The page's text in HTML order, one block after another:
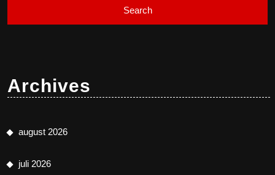
Archives
august 2026
juli 2026